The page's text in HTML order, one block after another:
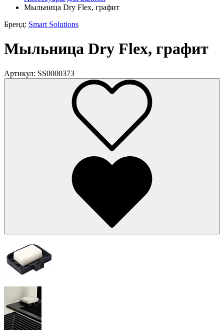
Мыльница Dry Flex, графит
Бренд: Smart Solutions
Мыльница Dry Flex, графит
Артикул: SS0000373